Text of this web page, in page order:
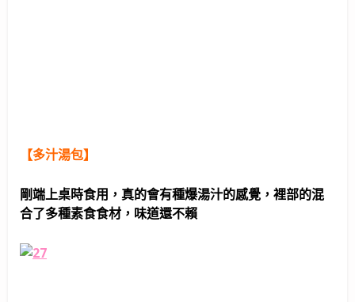
【多汁湯包】
剛端上桌時食用，真的會有種爆湯汁的感覺，裡部的混
合了多種素食食材，味道還不賴